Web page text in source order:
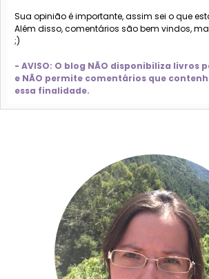
Sua opinião é importante, assim sei o que
Além disso, comentários são bem vindos,
;)
- AVISO: O blog NÃO disponibiliza livros
e NÃO permite comentários que
essa finalidade.